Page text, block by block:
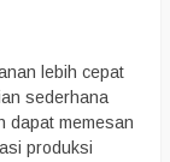
lebih cepat
sederhana
dapat memesan
produksi